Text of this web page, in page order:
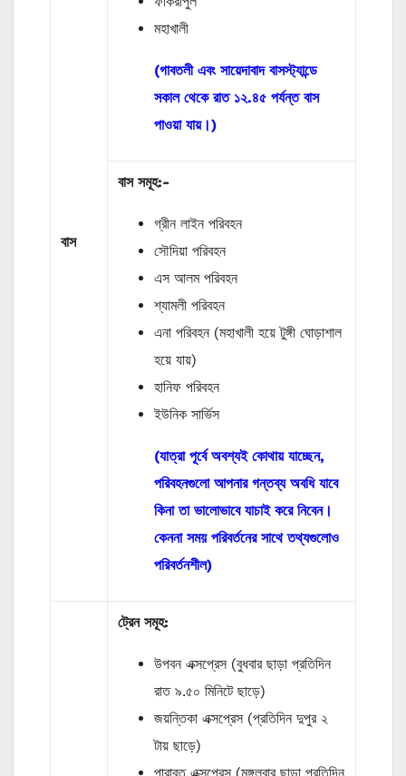
বাস
মহাখালী
(গাবতলী এবং সায়েদাবাদ বাসস্ট্যান্ডে
সকাল থেকে রাত ১২.৪৫ পর্যন্ত বাস
পাওয়া যায়।)
বাস সমূহ:-
গ্রীন লাইন পরিবহন
সৌদিয়া পরিবহন
এস আলম পরিবহন
শ্যামলী পরিবহন
এনা পরিবহন (মহাখালী হয়ে টুঙ্গী ঘোড়াশাল
হয়ে যায়)
হানিফ পরিবহন
ইউনিক সার্ভিস
(যাত্রা পূর্বে অবশ্যই কোথায় যাচ্ছেন,
পরিবহনগুলো আপনার গন্তব্য অবধি যাবে
কিনা তা ভালোভাবে যাচাই করে নিবেন।
কেননা সময় পরিবর্তনের সাথে তথ্যগুলোও
পরিবর্তনশীল)
ট্রেন সমূহ:
উপবন এক্সপ্রেস (বুধবার ছাড়া প্রতিদিন
রাত ৯.৫০ মিনিটে ছাড়ে)
জয়ন্তিকা এক্সপ্রেস (প্রতিদিন দুপুর ২
টায় ছাড়ে)
পারাবত এক্সপ্রেস (মঙ্গলবার ছাড়া প্রতিদিন